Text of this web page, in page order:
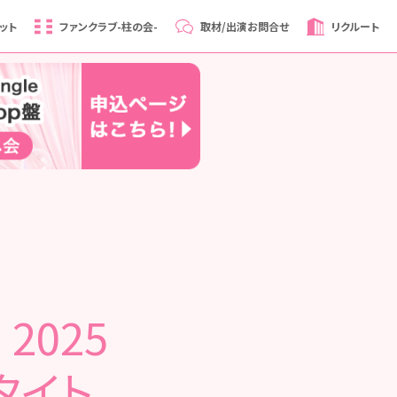
ト ファンクラブ-柱の会- 取材/出演お問合せ リクルート
2025